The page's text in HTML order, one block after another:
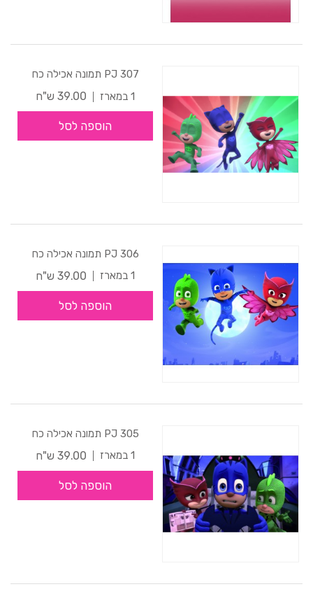
307 PJ תמונה אכילה כח
1 במארז
39.00 ש"ח
הוספה לסל
306 PJ תמונה אכילה כח
1 במארז
39.00 ש"ח
הוספה לסל
305 PJ תמונה אכילה כח
1 במארז
39.00 ש"ח
הוספה לסל